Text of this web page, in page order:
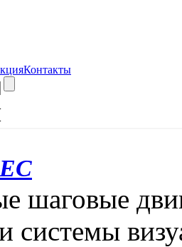
Контакты
шаговые
системы